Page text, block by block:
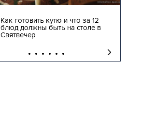
Как готовить кутю и что за 12
блюд должны быть на столе в
Святвечер